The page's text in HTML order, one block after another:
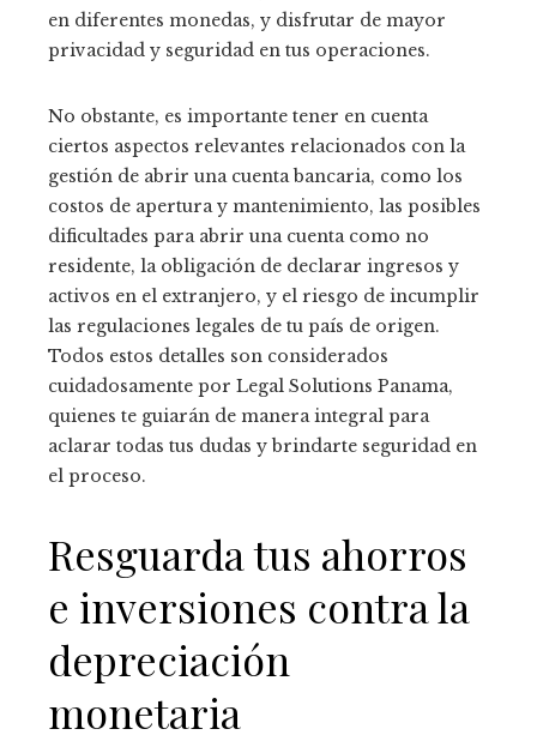
en diferentes monedas, y disfrutar de mayor
privacidad y seguridad en tus operaciones.
No obstante, es importante tener en cuenta
ciertos aspectos relevantes relacionados con la
gestión de abrir una cuenta bancaria, como los
costos de apertura y mantenimiento, las posibles
dificultades para abrir una cuenta como no
residente, la obligación de declarar ingresos y
activos en el extranjero, y el riesgo de incumplir
las regulaciones legales de tu país de origen.
Todos estos detalles son considerados
cuidadosamente por Legal Solutions Panama,
quienes te guiarán de manera integral para
aclarar todas tus dudas y brindarte seguridad en
el proceso.
Resguarda tus ahorros
e inversiones contra la
depreciación
monetaria